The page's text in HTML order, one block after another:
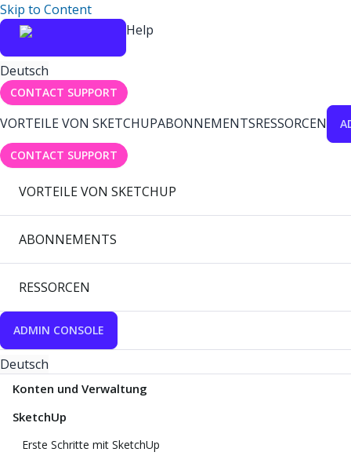
Skip to Content
Help
Deutsch
CONTACT SUPPORT
VORTEILE VON SKETCHUPABONNEMENTSRESSORCEN
CONTACT SUPPORT
VORTEILE VON SKETCHUP
ABONNEMENTS
RESSORCEN
ADMIN CONSOLE
Deutsch
Konten und Verwaltung
SketchUp
Erste Schritte mit SketchUp